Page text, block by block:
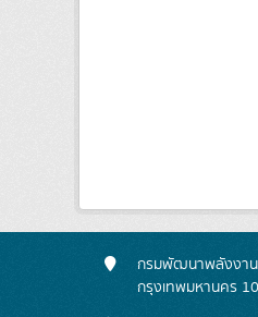
กรมพัฒนาพลังงาน
กรุงเทพมหานคร